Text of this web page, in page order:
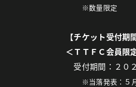
※数量限定
【チケット受付期
＜ＴＴＦＣ会員
受付期間：２０
※当落発表：５